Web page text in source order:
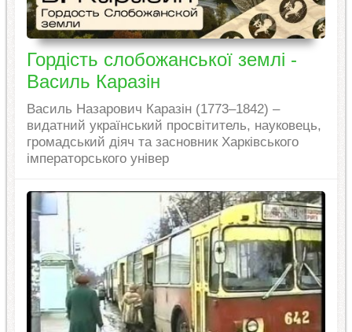
Гордість слобожанської землі -
Василь Каразін
Василь Назарович Каразін (1773–1842) –
видатний український просвітитель, науковець,
громадський діяч та засновник Харківського
імператорського універ